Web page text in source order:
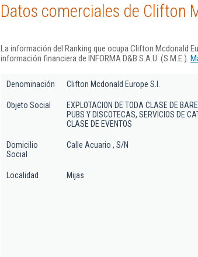
Datos comerciales de Clifton
La información del Ranking que ocupa Clifton Mcdonald
información financiera de INFORMA D&B S.A.U. (S.M.E.).
Denominación Clifton Mcdonald Europe S.l.
Objeto Social
EXPLOTACION DE TODA CLASE DE
PUBS Y DISCOTECAS, SERVICIOS DE
CLASE DE EVENTOS
Domicilio
Social
Calle Acuario , S/N
Localidad Mijas